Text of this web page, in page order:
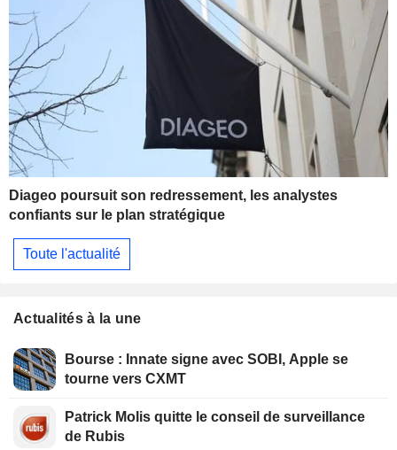
Diageo poursuit son redressement, les analystes
confiants sur le plan stratégique
Toute l'actualité
Actualités à la une
Bourse : Innate signe avec SOBI, Apple se
tourne vers CXMT
Patrick Molis quitte le conseil de surveillance
de Rubis